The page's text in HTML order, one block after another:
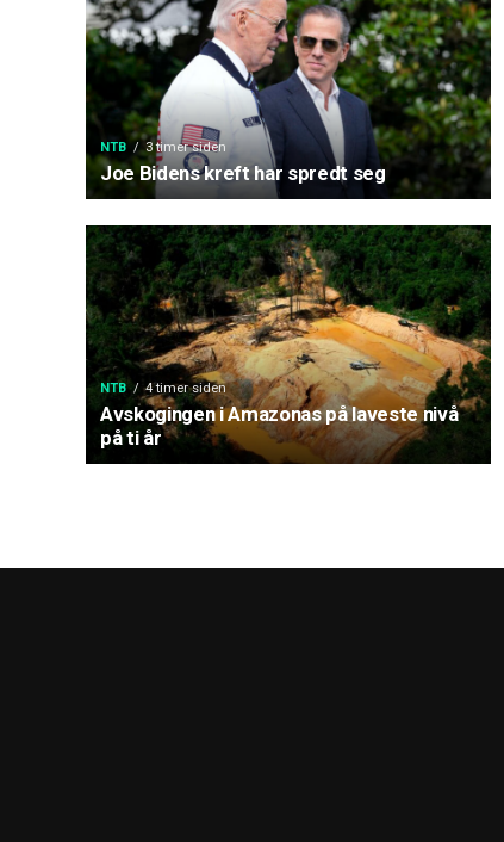
NTB 3 timer siden
Joe Bidens kreft har spredt seg
NTB 4 timer siden
Avskogingen i Amazonas på laveste nivå
på ti år